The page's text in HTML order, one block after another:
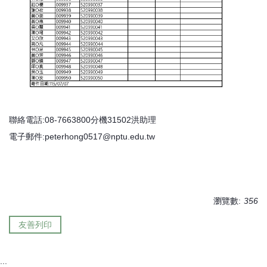
聯絡電話:08-7663800分機31502洪助理
電子郵件:peterhong0517@nptu.edu.tw
瀏覽數: 356
友善列印
:::